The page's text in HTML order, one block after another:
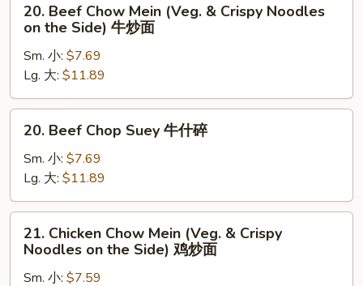
Beef
Chow
Mein
(Veg.
&
Crispy
Noodles
the
牛
20. Beef Chow Mein (Veg. & Crispy Noodles
on the Side) 牛炒面
Sm. 小: $7.69
Lg. 大: $11.89
Beef
Chop
Suey
牛
什
20. Beef Chop Suey 牛什碎
Sm. 小: $7.69
Lg. 大: $11.89
Chicken
Chow
Mein
21. Chicken Chow Mein (Veg. & Crispy
Noodles on the Side) 鸡炒面
Sm. 小: $7.59